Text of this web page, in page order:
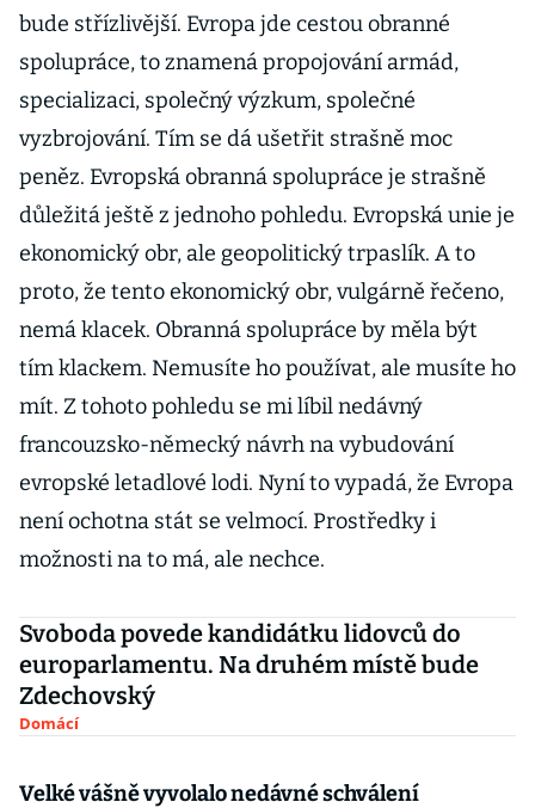
bude střízlivější. Evropa jde cestou obranné
spolupráce, to znamená propojování armád,
specializaci, společný výzkum, společné
vyzbrojování. Tím se dá ušetřit strašně moc
peněz. Evropská obranná spolupráce je strašně
důležitá ještě z jednoho pohledu. Evropská unie je
ekonomický obr, ale geopolitický trpaslík. A to
proto, že tento ekonomický obr, vulgárně řečeno,
nemá klacek. Obranná spolupráce by měla být
tím klackem. Nemusíte ho používat, ale musíte ho
mít. Z tohoto pohledu se mi líbil nedávný
francouzsko-německý návrh na vybudování
evropské letadlové lodi. Nyní to vypadá, že Evropa
není ochotna stát se velmocí. Prostředky i
možnosti na to má, ale nechce.
Svoboda povede kandidátku lidovců do
europarlamentu. Na druhém místě bude
Zdechovský
Domácí
Velké vášně vyvolalo nedávné schválení